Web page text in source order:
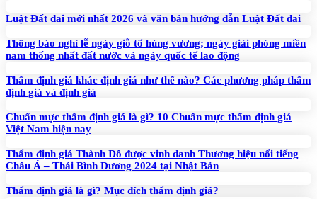
Luật Đất đai mới nhất 2026 và văn bản hướng dẫn Luật Đất đai
Thông báo nghỉ lễ ngày giỗ tổ hùng vương; ngày giải phóng miền
nam thống nhất đất nước và ngày quốc tế lao động
Thẩm định giá khác định giá như thế nào? Các phương pháp thẩm
định giá và định giá
Chuẩn mực thẩm định giá là gì? 10 Chuẩn mực thẩm định giá
Việt Nam hiện nay
Thẩm định giá Thành Đô được vinh danh Thương hiệu nổi tiếng
Châu Á – Thái Bình Dương 2024 tại Nhật Bản
Thẩm định giá là gì? Mục đích thẩm định giá?